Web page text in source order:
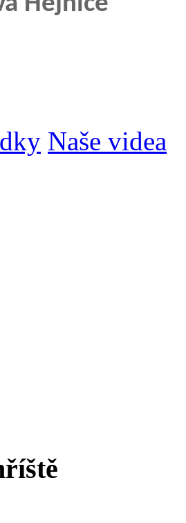
Naše videa